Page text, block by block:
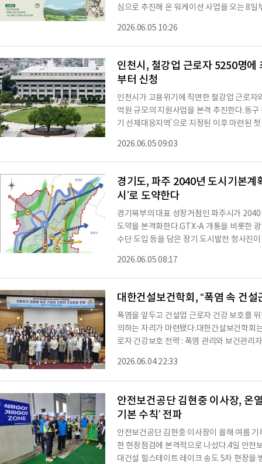
심으로 추진해 온 워케이션 사업을 오는 8
적 조치다.공사에 따르면 워케이션은 ‘일
업무를 수행하며 휴식과 재충전을 함께 누
프리랜서를 중심으로 관심이 높아지면서
2026.06.05 10:26
인천시, 철강업 근로자 5250명
부터 신청
인천시가 고용위기에 직면한 철강업 근로
억원 규모의 지원사업을 본격 추진한다.동
기 선제대응지역’으로 지정된 이후 마련된
상공회의소, 인천경영자총협회와 함께 ‘인
터 모집한다고 밝혔다.이번 사업은 철강산
과 생계 지원을 목표로 마련됐으며 고용노
2026.06.05 09:03
경기도, 파주 2040년 도시기본계
시’로 도약한다
경기북부의 대표 성장거점인 파주시가
도약을 본격화한다.GTX-A 개통을 비롯한
수단 도입 등을 담은 장기 도시발전 청사진
시기본계획은 향후 20년 이상 도시의 성장
제시하는 최상위 법정계획으로, 도시의 미
◇GTX 시대 맞은 파주, 인구 76만 자족도
2026.06.05 08:17
대한건설보건학회, “폭염 속 건설
폭염을 앞두고 건설업 근로자 건강 보호를
의하는 자리가 마련됐다.대한건설보건학회
로자 건강보호 전략 : 폭염 관리와 보건관리
보건 관계자, 산업보건 전문가와 건설보건
응을 위한 폭염관리 정책 동향과 건설업 건
2026.06.04 22:33
안전보건공단 김현중 이사장, 온
기본 수칙’ 전파
안전보건공단 김현중 이사장이 올해 여름
한 현장점검에 본격적으로 나섰다.4일 안전
대건설 힐스테이트 레이크 송도 5차 현장을